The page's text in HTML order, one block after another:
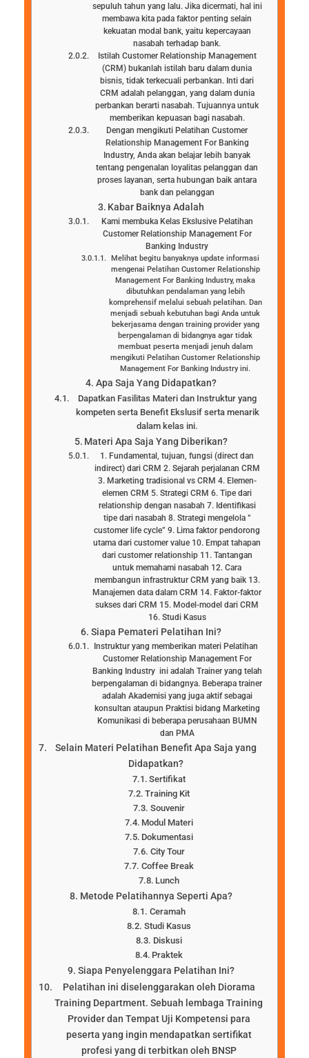
sepuluh tahun yang lalu. Jika dicermati, hal ini
membawa kita pada faktor penting selain
kekuatan modal bank, yaitu kepercayaan
nasabah terhadap bank.
Istilah Customer Relationship Management
(CRM) bukanlah istilah baru dalam dunia
bisnis, tidak terkecuali perbankan. Inti dari
CRM adalah pelanggan, yang dalam dunia
perbankan berarti nasabah. Tujuannya untuk
memberikan kepuasan bagi nasabah.
Dengan mengikuti Pelatihan Customer
Relationship Management For Banking
Industry, Anda akan belajar lebih banyak
tentang pengenalan loyalitas pelanggan dan
proses layanan, serta hubungan baik antara
bank dan pelanggan
Kabar Baiknya Adalah
Kami membuka Kelas Ekslusive Pelatihan
Customer Relationship Management For
Banking Industry
Melihat begitu banyaknya update informasi
mengenai Pelatihan Customer Relationship
Management For Banking Industry, maka
dibutuhkan pendalaman yang lebih
komprehensif melalui sebuah pelatihan. Dan
menjadi sebuah kebutuhan bagi Anda untuk
bekerjasama dengan training provider yang
berpengalaman di bidangnya agar tidak
membuat peserta menjadi jenuh dalam
mengikuti Pelatihan Customer Relationship
Management For Banking Industry ini.
Apa Saja Yang Didapatkan?
Dapatkan Fasilitas Materi dan Instruktur yang
kompeten serta Benefit Ekslusif serta menarik
dalam kelas ini.
Materi Apa Saja Yang Diberikan?
1. Fundamental, tujuan, fungsi (direct dan
indirect) dari CRM 2. Sejarah perjalanan CRM
3. Marketing tradisional vs CRM 4. Elemen-
elemen CRM 5. Strategi CRM 6. Tipe dari
relationship dengan nasabah 7. Identifikasi
tipe dari nasabah 8. Strategi mengelola “
customer life cycle” 9. Lima faktor pendorong
utama dari customer value 10. Empat tahapan
dari customer relationship 11. Tantangan
untuk memahami nasabah 12. Cara
membangun infrastruktur CRM yang baik 13.
Manajemen data dalam CRM 14. Faktor-faktor
sukses dari CRM 15. Model-model dari CRM
16. Studi Kasus
Siapa Pemateri Pelatihan Ini?
Instruktur yang memberikan materi Pelatihan
Customer Relationship Management For
Banking Industry ini adalah Trainer yang telah
berpengalaman di bidangnya. Beberapa trainer
adalah Akademisi yang juga aktif sebagai
konsultan ataupun Praktisi bidang Marketing
Komunikasi di beberapa perusahaan BUMN
dan PMA
Selain Materi Pelatihan Benefit Apa Saja yang
Didapatkan?
Sertifikat
Training Kit
Souvenir
Modul Materi
Dokumentasi
City Tour
Coffee Break
Lunch
Metode Pelatihannya Seperti Apa?
Ceramah
Studi Kasus
Diskusi
Praktek
Siapa Penyelenggara Pelatihan Ini?
Pelatihan ini diselenggarakan oleh Diorama
Training Department. Sebuah lembaga Training
Provider dan Tempat Uji Kompetensi para
peserta yang ingin mendapatkan sertifikat
profesi yang di terbitkan oleh BNSP